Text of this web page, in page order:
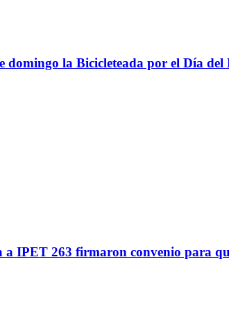
domingo la Bicicleteada por el Día del
a IPET 263 firmaron convenio para